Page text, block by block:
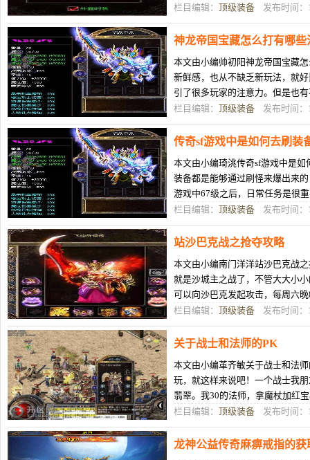
将它买个玩家赚取金币或者是元宝
栏目编辑： 顶级装备 发布时间：
神龙帝国宝藏怎么打有哪些
本文由小编帅初阳神龙帝国宝藏
新鲜感，也从不缺乏新玩法，就
引了很多玩家的注意力。但是也
知道怎么玩，所以玩的有些不如意
栏目编辑： 顶级装备 发布时间：
传奇sf游戏中是如何去刷装
本文由小编琦洮传奇sf游戏中是
装备都是能够通过刷怪来爆出来
游戏中67级之后，日常任务是很
行升级，这样对于自身的等级提升
栏目编辑： 顶级装备 发布时间：
站沙巴克战之抢夺攻略
本文由小编南门洋洋站沙巴克战
就是沙城主之战了，不管大大小
可以向沙巴克发起攻击，每周六
宫都里面都是以行会玩家占领为主
栏目编辑： 顶级装备 发布时间：
关于战士和法师的PK
本文由小编革齐敏关于战士和法
玩，就这样来说吧！一个战士我
翡翠。我30的法师，拿魔杖加红
友的半月1级，刺杀满级了而且装
栏目编辑： 顶级装备 发布时间：
龙神公益传奇麻痹戒指的获